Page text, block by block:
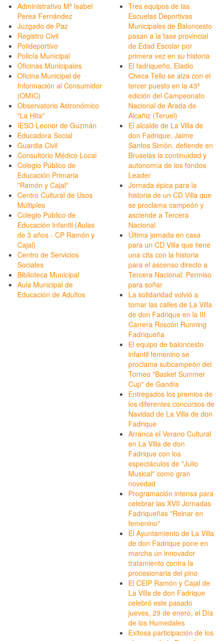
Administrativo Mª Isabel
Perea Fernández
Juzgado de Paz
Registro Civil
Polideportivo
Policía Municipal
Oficinas Municipales
Oficina Municipal de
Información al Consumidor
(OMIC)
Observatorio Astronómico
"La Hita"
IESO Leonor de Guzmán
Educadora Social
Guardia Civil
Consultorio Médico Local
Colegio Público de
Educación Primaria
"Ramón y Cajal"
Centro Cultural de Usos
Múltiples
Colegio Público de
Educación Infantil (Aulas
de 3 años - CP Ramón y
Cajal)
Centro de Servicios
Sociales
Biblioteca Municipal
Aula Municipal de
Educación de Adultos
Tres equipos de las
Escuelas Deportivas
Municipales de Baloncesto
pasan a la fase provincial
de Edad Escolar por
primera vez en su historia
El fadriqueño, Eladio
Checa Tello se alza con el
tercer puesto en la 43ª
edición del Campeonato
Nacional de Arada de
Alcañiz (Teruel)
El alcalde de La Villa de
don Fadrique, Jaime
Santos Simón, defiende en
Bruselas la continuidad y
autonomía de los fondos
Leader
Jornada épica para la
historia de un CD Villa que
se proclama campeón y
asciende a Tercera
Nacional
Última jornada en casa
para un CD Villa que tiene
una cita con la historia
para el ascenso directo a
Tercera Nacional: Permiso
para soñar
La solidaridad volvió a
tomar las calles de La Villa
de don Fadrique en la III
Carrera Roscón Running
Fadriqueña
El equipo de baloncesto
infantil femenino se
proclama subcampeón del
Torneo "Basket Summer
Cup" de Gandía
Entregados los premios de
los diferentes concursos de
Navidad de La Villa de don
Fadrique
Arranca el Verano Cultural
en La Villa de don
Fadrique con los
espectáculos de "Julio
Musical" como gran
novedad
Programación intensa para
celebrar las XVII Jornadas
Fadriqueñas "Reinar en
femenino"
El Ayuntamiento de La Villa
de don Fadrique pone en
marcha un innovador
tratamiento contra la
procesionaria del pino
El CEIP Ramón y Cajal de
La Villa de don Fadrique
celebró este pasado
jueves, 29 de enero, el Día
de los Humedales
Exitosa participación de los